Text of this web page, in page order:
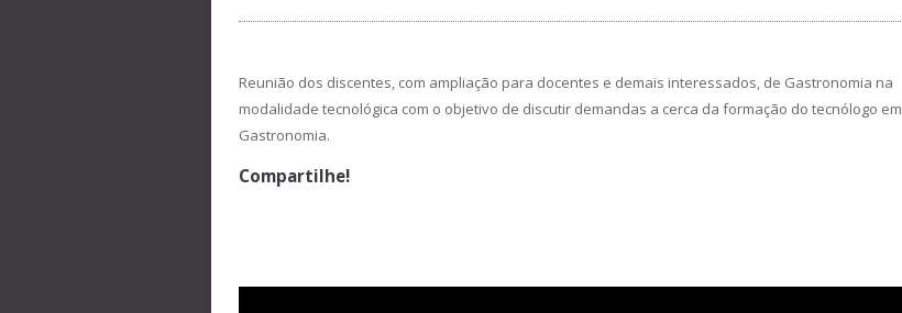
Reunião dos discentes, com ampliação para docentes e demais interessados, de Gastronomia na
modalidade tecnológica com o objetivo de discutir demandas a cerca da formação do tecnólogo em
Gastronomia.
Compartilhe!